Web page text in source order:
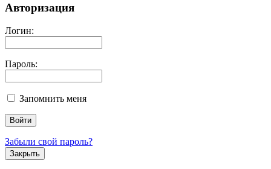
Авторизация
Логин:
Пароль:
Запомнить меня
Забыли свой пароль?
Закрыть